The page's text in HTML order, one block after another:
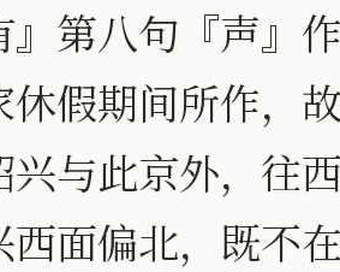
』第八句『声』
休假期间所作，
兴与此京外，往
面偏北，既不